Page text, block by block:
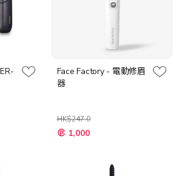
Face Factory - 電動修眉
器
HK$247.0
特
殊 1,000